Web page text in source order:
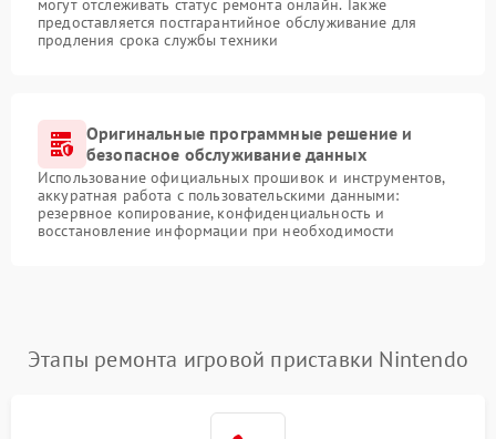
могут отслеживать статус ремонта онлайн. Также
предоставляется постгарантийное обслуживание для
продления срока службы техники
Оригинальные программные решение и
безопасное обслуживание данных
Использование официальных прошивок и инструментов,
аккуратная работа с пользовательскими данными:
резервное копирование, конфиденциальность и
восстановление информации при необходимости
Этапы ремонта игровой приставки Nintendo